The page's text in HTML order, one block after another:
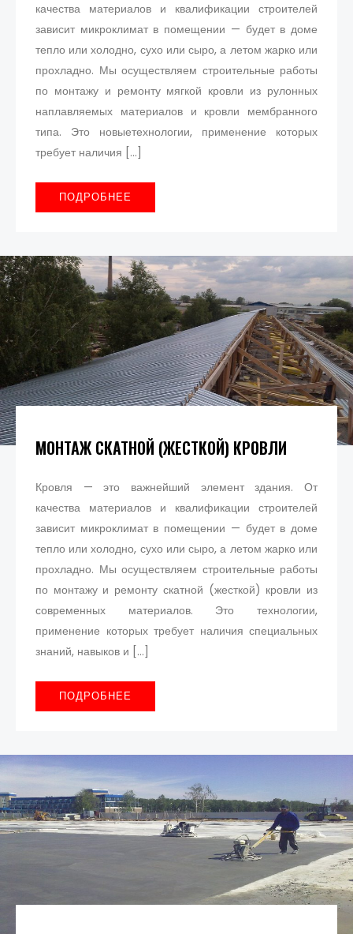
качества материалов и квалификации строителей
зависит микроклимат в помещении — будет в доме
тепло или холодно, сухо или сыро, а летом жарко или
прохладно. Мы осуществляем строительные работы
по монтажу и ремонту мягкой кровли из рулонных
наплавляемых материалов и кровли мембранного
типа. Это новыетехнологии, применение которых
требует наличия […]
ПОДРОБНЕЕ
МОНТАЖ СКАТНОЙ (ЖЕСТКОЙ) КРОВЛИ
Кровля — это важнейший элемент здания. От
качества материалов и квалификации строителей
зависит микроклимат в помещении — будет в доме
тепло или холодно, сухо или сыро, а летом жарко или
прохладно. Мы осуществляем строительные работы
по монтажу и ремонту скатной (жесткой) кровли из
современных материалов. Это технологии,
применение которых требует наличия специальных
знаний, навыков и […]
ПОДРОБНЕЕ